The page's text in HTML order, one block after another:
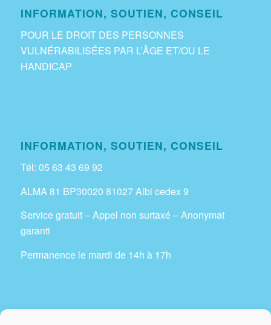
INFORMATION, SOUTIEN, CONSEIL
POUR LE DROIT DES PERSONNES
VULNÉRABILISÉES PAR L’ÂGE ET/OU LE
HANDICAP
INFORMATION, SOUTIEN, CONSEIL
Tél: 05 63 43 69 92
ALMA 81 BP30020 81027 Albi cedex 9
Service gratuit – Appel non surtaxé – Anonymat
garanti
Permanence le mardi de 14h à 17h